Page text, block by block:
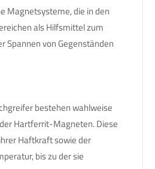
Magnetsysteme, die in den
als Hilfsmittel zum
Spannen von Gegenständen
bestehen wahlweise
Hartferrit-Magneten. Diese
Haftkraft sowie der
bis zu der sie